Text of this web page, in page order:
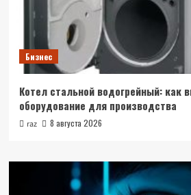
Бизнес
Котел стальной водогрейный: как
оборудование для производства
raz 8 августа 2026